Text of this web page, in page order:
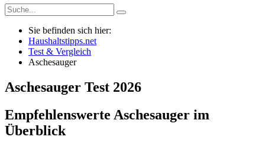
Sie befinden sich hier:
Haushaltstipps.net
Test & Vergleich
Aschesauger
Aschesauger Test 2026
Empfehlenswerte Aschesauger im
Überblick